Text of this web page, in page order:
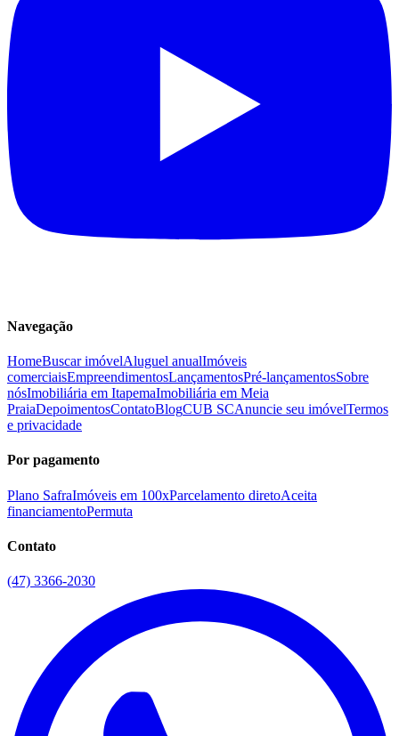
Navegação
HomeBuscar imóvelAluguel anualImóveis
comerciaisEmpreendimentosLançamentosPré-lançamentosSobre
nósImobiliária em ItapemaImobiliária em Meia
PraiaDepoimentosContatoBlogCUB SCAnuncie seu imóvelTermos
e privacidade
Por pagamento
Plano SafraImóveis em 100xParcelamento diretoAceita
financiamentoPermuta
Contato
(47) 3366-2030